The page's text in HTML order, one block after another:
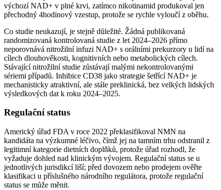
výchozí NAD+ v plné krvi, zatímco nikotinamid produkoval jen
přechodný 4hodinový vzestup, protože se rychle vyloučí z oběhu.
Co studie neukazují, je stejně důležité. Žádná publikovaná
randomizovaná kontrolovaná studie z let 2024–2026 přímo
neporovnává nitrožilní infuzi NAD+ s orálními prekurzory u lidí na
cílech dlouhověkosti, kognitivních nebo metabolických cílech.
Stávající nitrožilní studie zůstávají malými nekontrolovanými
sériemi případů. Inhibice CD38 jako strategie šetřící NAD+ je
mechanisticky atraktivní, ale stále preklinická, bez velkých lidských
výsledkových dat k roku 2024–2025.
Regulační status
Americký úřad FDA v roce 2022 překlasifikoval NMN na
kandidáta na výzkumné léčivo, čímž jej na tamním trhu odstranil z
legitimní kategorie dietních doplňků, protože úřad rozhodl, že
vyžaduje dohled nad klinickým vývojem. Regulační status se u
jednotlivých jurisdikcí liší; před dovozem nebo prodejem ověřte
klasifikaci u příslušného národního regulátora, protože regulační
status se může měnit.